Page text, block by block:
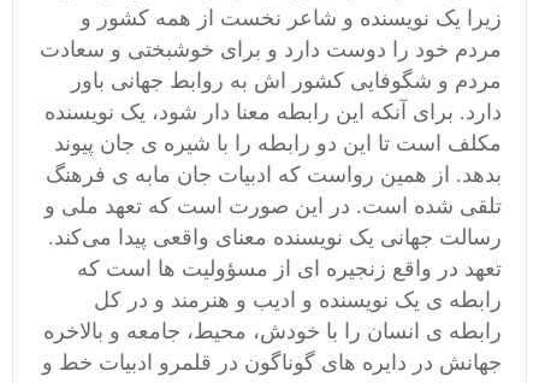
زیرا یک نویسنده و شاعر نخست از همه کشور و
مردم خود را دوست دارد و برای خوشبختی و سعادت
مردم و شگوفایی کشور اش به روابط جهانی باور
دارد. برای آنکه این رابطه معنا دار شود، یک نویسنده
مکلف است تا این دو رابطه را با شیره ی جان پیوند
بدهد. از همین رواست که ادبیات جان مابه ی فرهنگ
تلقی شده است. در این صورت است که تعهد ملی و
رسالت جهانی یک نویسنده معنای واقعی پیدا می‌کند.
تعهد در واقع زنجیره ای از مسؤولیت ها است که
رابطه ی یک نویسنده و ادیب و هنرمند و در کل
رابطه ی انسان را با خودش، محیط، جامعه و بالاخره
جهانش در دایره های گوناگون در قلمرو ادبیات خط و